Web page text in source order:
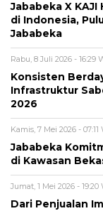
Jababeka X
di Indonesia,
Jababeka
Rabu, 8 Juli 2026 - 16:29
Konsisten
Infrastruktur
2026
Kamis, 7 Mei 2026 - 07:11
Jababeka
di Kawasan
Jumat, 1 Mei 2026 - 19:20
Dari Penjualan